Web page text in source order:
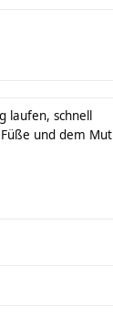
laufen, schnell
und dem Mut